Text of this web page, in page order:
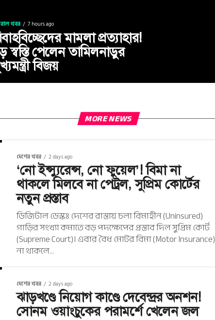
খবর 7 hours ago
মামলা প্রত্যাহার!
স্বস্তি পেলেন তামিলনাড়ুর
বিজয়
MORE NEWS
দেশের খবর 2 days ago
‘নো ইন্স্যুরেন্স, নো ফুয়েল’! বিমা না
থাকলে মিলবে না পেট্রল, সুপ্রিম কোর্টের
নতুন প্রস্তাব
ডিজিটাল ডেস্কঃ দেশের রাস্তায় চলা বিমাহীন (Uninsured)
গাড়ির সংখ্যা কমাতে বড় পদক্ষেপের প্রস্তাব দিল সুপ্রিম কোর্ট
(Supreme Court)। এবার বৈধ মোটর বিমা (Motor Insurance)
না থাকলে...
দেশের খবর 2 days ago
ঝাড়খণ্ডে নিয়োগ কাণ্ডে দেবেন্দ্রর অনশন!
সোনম ওয়াংচুকের পরামর্শে খেলেন জল